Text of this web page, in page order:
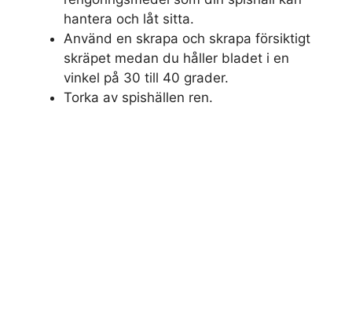
hantera och låt sitta.
Använd en skrapa och skrapa försiktigt
skräpet medan du håller bladet i en
vinkel på 30 till 40 grader.
Torka av spishällen ren.